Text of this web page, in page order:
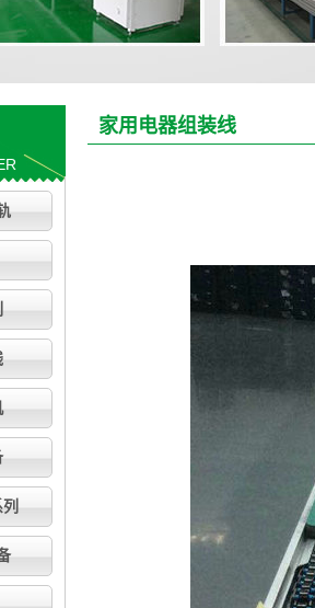
家用电器组装线